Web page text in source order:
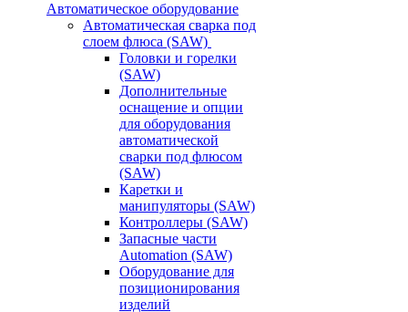
Автоматическое оборудование
Автоматическая сварка под
слоем флюса (SAW)
Головки и горелки
(SAW)
Дополнительные
оснащение и опции
для оборудования
автоматической
сварки под флюсом
(SAW)
Каретки и
манипуляторы (SAW)
Контроллеры (SAW)
Запасные части
Automation (SAW)
Оборудование для
позиционирования
изделий